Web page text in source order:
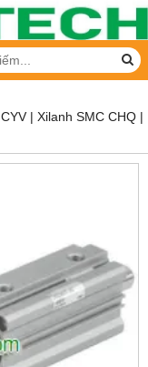
| Xilanh SMC CHQ |